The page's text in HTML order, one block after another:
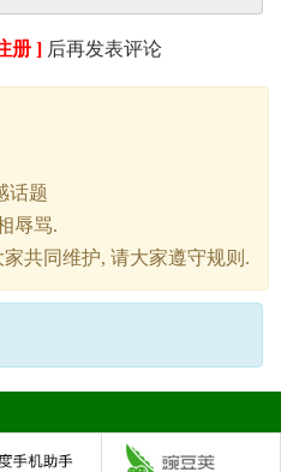
册 ] 后再发表评论
话题
辱骂.
共同维护, 请大家遵守规则.